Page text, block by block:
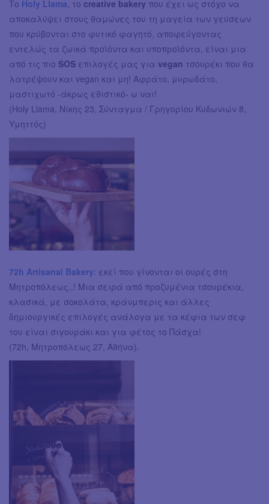
Το Holy Llama, το creative bakery που έχει ως στόχο να
αποκαλύψει στους θαμώνες του τη μαγεία των γεύσεων
που κρύβονται στο φυτικό φαγητό, αποφεύγοντας
εντελώς τα ζωικά προϊόντα και υποπροϊόντα, είναι μια
από τις πιο SOS επιλογές μας για vegan τσουρέκι που θα
λατρέψουν και vegan και μη! Αφράτο, μυρωδάτο,
μαστιχωτό -άκρως εθιστικό- ω ναι!
(Holy Llama, Νίκης 23, Σύνταγμα / Γρηγορίου Κυδωνιών 8,
Υμηττός)
72h Artisanal Bakery: εκεί που γίνονται οι ουρές στη
Μητροπόλεως..! Mια σειρά από προζυμένια τσουρέκια,
κλασικά, με σοκολάτα, κράνμπερις και άλλες
δημιουργικές επιλογές ανάλογα με τα κέφια των σεφ
του είναι σιγουράκι και για φέτος το Πάσχα!
(72h, Μητροπόλεως 27, Αθήνα).